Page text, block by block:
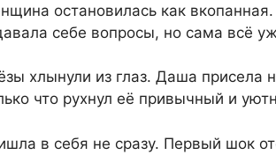
остановилась как
себе вопросы, но сама всё
хлынули из глаз. Даша
что рухнул её привычный и
в себя не сразу. Первый шок